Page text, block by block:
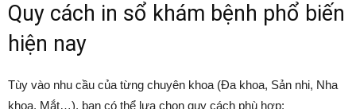
Quy cách in sổ khám bệnh phổ biến
hiện nay
Tùy vào nhu cầu của từng chuyên khoa (Đa khoa, Sản nhi, Nha
khoa, Mắt…), bạn có thể lựa chọn quy cách phù hợp: